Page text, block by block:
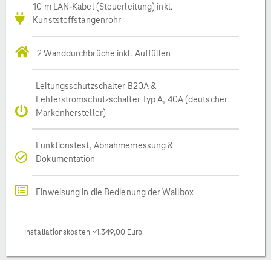
10 m LAN-Kabel (Steuerleitung) inkl.
Kunststoffstangenrohr
2 Wanddurchbrüche inkl. Auffüllen
Leitungsschutzschalter B20A &
Fehlerstromschutzschalter Typ A, 40A (deutscher
Markenhersteller)
Funktionstest, Abnahmemessung &
Dokumentation
Einweisung in die Bedienung der Wallbox
Installationskosten ~1.349,00 Euro